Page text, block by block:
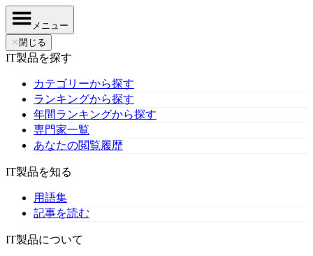
メニュー
✕ 閉じる
IT製品を探す
カテゴリーから探す
ランキングから探す
年間ランキングから探す
専門家一覧
あなたの閲覧履歴
IT製品を知る
用語集
記事を読む
IT製品について